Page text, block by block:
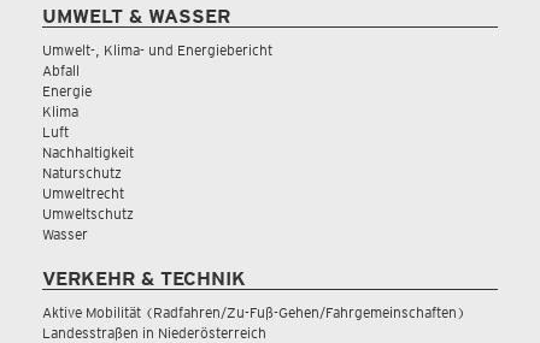
UMWELT & WASSER
Umwelt-, Klima- und Energiebericht
Abfall
Energie
Klima
Luft
Nachhaltigkeit
Naturschutz
Umweltrecht
Umweltschutz
Wasser
VERKEHR & TECHNIK
Aktive Mobilität (Radfahren/Zu-Fuß-Gehen/Fahrgemeinschaften)
Landesstraßen in Niederösterreich